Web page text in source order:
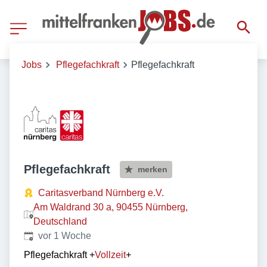
Jobs Pflegefachkraft Pflegefachkraft
Pflegefachkraft merken
Caritasverband Nürnberg e.V.
Am Waldrand 30 a, 90455 Nürnberg,
Deutschland
Veröffentlicht:
vor 1 Woche
Pflegefachkraft +Vollzeit+